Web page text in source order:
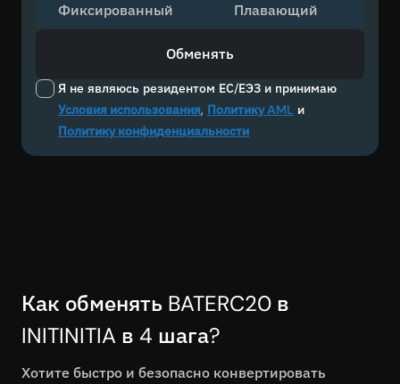
Я не являюсь резидентом ЕС/ЕЭЗ и принимаю
Условия использования, Политику AML и
Политику конфиденциальности
Фиксированный Плавающий
Обменять
Как обменять BATERC20 в
INITINITIA в 4 шага?
Хотите быстро и безопасно конвертировать